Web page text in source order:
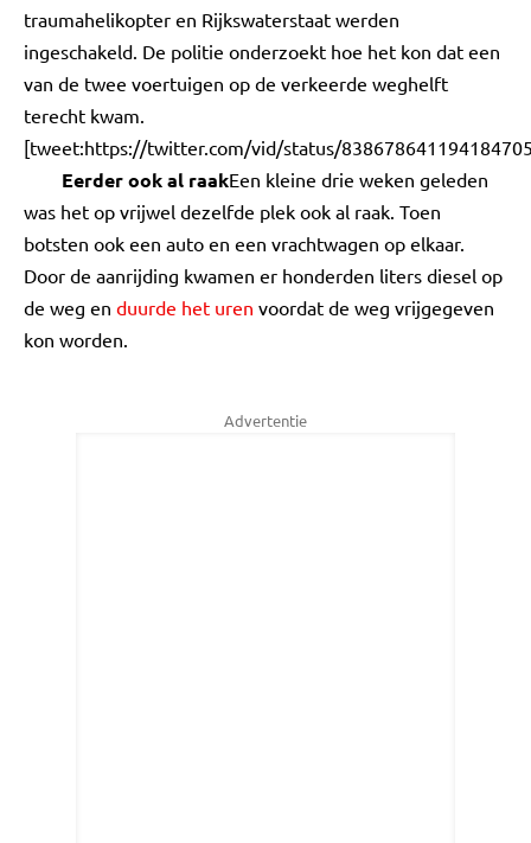
traumahelikopter en Rijkswaterstaat werden
ingeschakeld. De politie onderzoekt hoe het kon dat een
van de twee voertuigen op de verkeerde weghelft
terecht kwam.
[tweet:https://twitter.com/vid/status/
Eerder ook al raakEen kleine drie weken geleden
was het op vrijwel dezelfde plek ook al raak. Toen
botsten ook een auto en een vrachtwagen op elkaar.
Door de aanrijding kwamen er honderden liters diesel op
de weg en duurde het uren voordat de weg vrijgegeven
kon worden.
Advertentie